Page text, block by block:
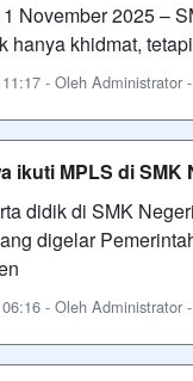
November 2025 –
hanya khidmat,
- Oleh Administrator
ikuti MPLS di SMK
didik di SMK
digelar
- Oleh Administrator